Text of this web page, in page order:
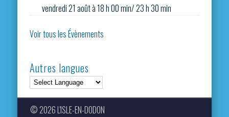
vendredi 21 août à 18 h 00 min/23 h 30 min
Voir tous les Évènements
Autres langues
© 2026 L'ISLE-EN-DODON